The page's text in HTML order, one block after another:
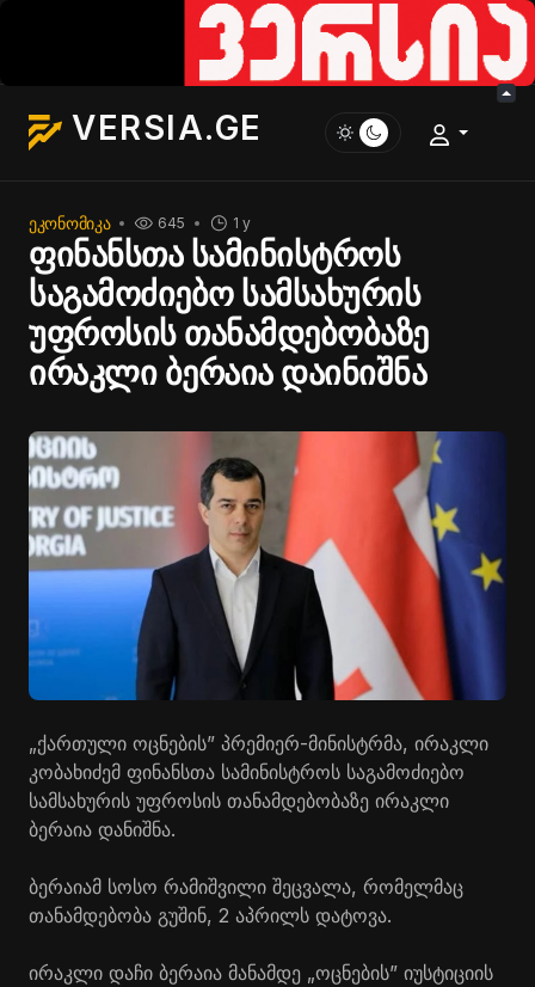
VERSIA.GE
ᲔᲙᲝᲜᲝᲛᲘᲙᲐ 1 y
645
ფინანსთა სამინისტროს
საგამოძიებო სამსახურის
უფროსის თანამდებობაზე
ირაკლი ბერაია დაინიშნა
„ქართული ოცნების” პრემიერ-მინისტრმა, ირაკლი
კობახიძემ ფინანსთა სამინისტროს საგამოძიებო
სამსახურის უფროსის თანამდებობაზე ირაკლი
ბერაია დანიშნა.
ბერაიამ სოსო რამიშვილი შეცვალა, რომელმაც
თანამდებობა გუშინ, 2 აპრილს დატოვა.
ირაკლი დაჩი ბერაია მანამდე „ოცნების” იუსტიციის